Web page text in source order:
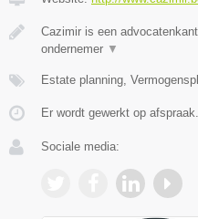
Cazimir is een
ondernemer ▼
Estate planning,
Er wordt gewerkt op afspraak.
Sociale media: